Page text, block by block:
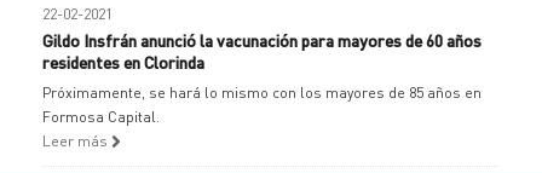
22-02-2021
Gildo Insfrán anunció la vacunación para mayores de 60 años
residentes en Clorinda
Próximamente, se hará lo mismo con los mayores de 85 años en
Formosa Capital.
Leer más